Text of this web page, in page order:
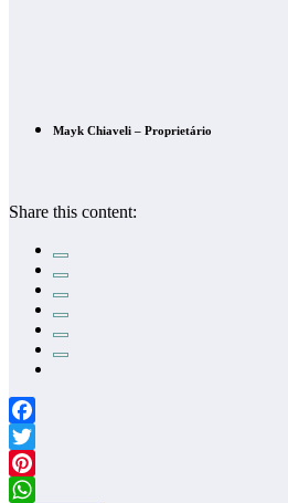
Mayk Chiaveli – Proprietário
Share this content:
Facebook
Twitter
Pinterest